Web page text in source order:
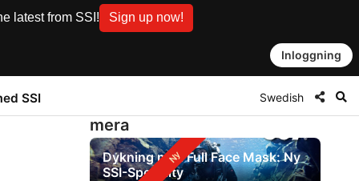
latest from SSI! Sign up now!
Inloggning
SSI Swedish
mera
Dykning med Full Face Mask: Ny
SSI-Specialty